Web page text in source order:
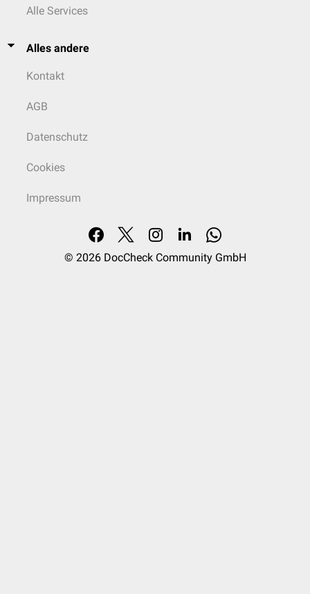
Alle Services
Alles andere
Kontakt
AGB
Datenschutz
Cookies
Impressum
© 2026 DocCheck Community GmbH